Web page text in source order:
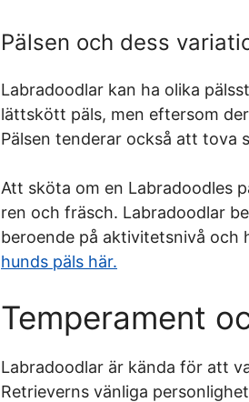
Pälsen och dess
Labradoodlar kan ha olika
lättskött päls, men eftersom
Pälsen tenderar också att tova
Att sköta om en Labradoodles
ren och fräsch. Labradoodlar
beroende på aktivitetsnivå och
hunds päls här.
Temperament
Labradoodlar är kända för att
Retrieverns vänliga